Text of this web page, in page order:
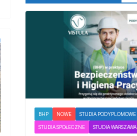
BHP NOWE STUDIA PODYPLOMOWE
STUDIA SPOŁECZNE STUDIA WARSZAWA